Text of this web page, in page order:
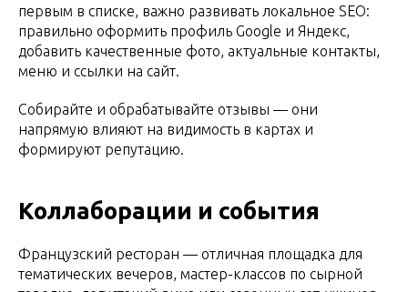
первым в списке, важно развивать локальное SEO:
правильно оформить профиль Google и Яндекс,
добавить качественные фото, актуальные контакты,
меню и ссылки на сайт.
Собирайте и обрабатывайте отзывы — они
напрямую влияют на видимость в картах и
формируют репутацию.
Коллаборации и события
Французский ресторан — отличная площадка для
тематических вечеров, мастер-классов по сырной